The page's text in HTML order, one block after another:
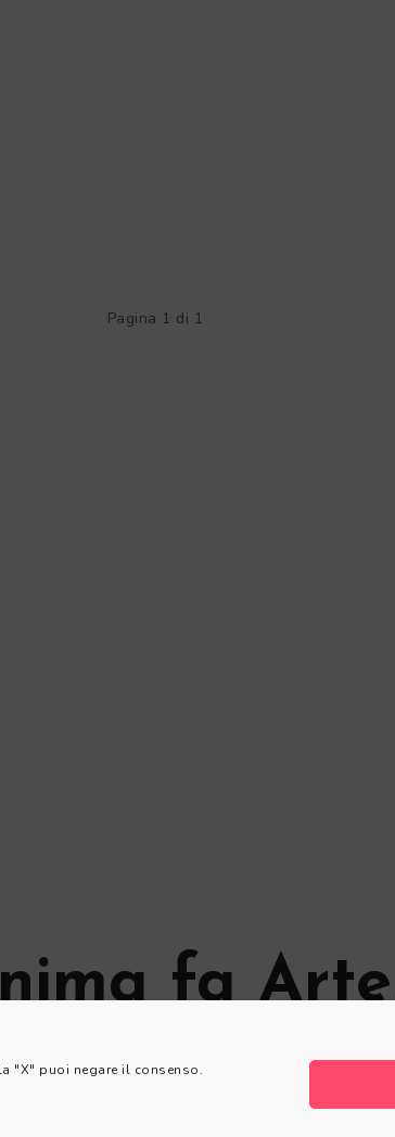
"X" puoi negare il consenso.
Pagina 1 di 1
fa Arte
© L'Anima fa Arte